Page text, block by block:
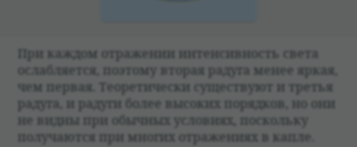
При каж­дом отраже­нии интен­сив­ность света
ослаб­ля­ется, поэтому вто­рая радуга менее яркая,
чем пер­вая. Тео­ре­ти­че­ски суще­ствуют и тре­тья
радуга, и радуги более высо­ких поряд­ков, но они
не видны при обыч­ных усло­виях, поскольку
полу­чаются при многих отраже­ниях в капле.